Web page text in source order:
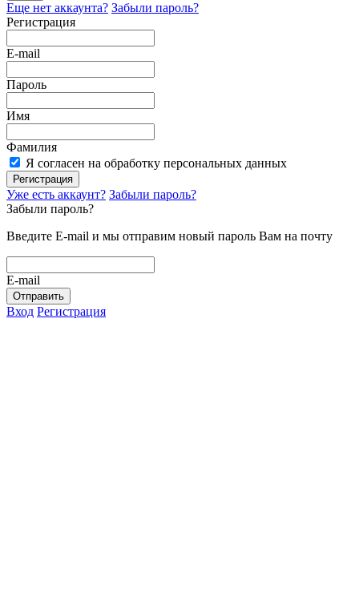
Еще нет аккаунта? Забыли пароль?
Регистрация
E-mail
Пароль
Имя
Фамилия
Я согласен на обработку персональных данных
Регистрация
Уже есть аккаунт? Забыли пароль?
Забыли пароль?
Введите E-mail и мы отправим новый пароль Вам на почту
E-mail
Отправить
Вход Регистрация